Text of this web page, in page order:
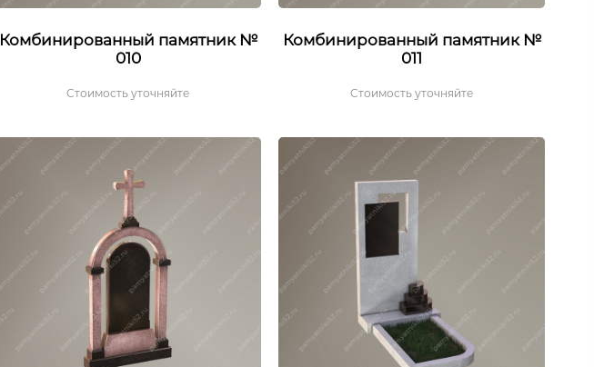
Комбинированный памятник №
010
Стоимость уточняйте
Комбинированный памятник №
011
Стоимость уточняйте